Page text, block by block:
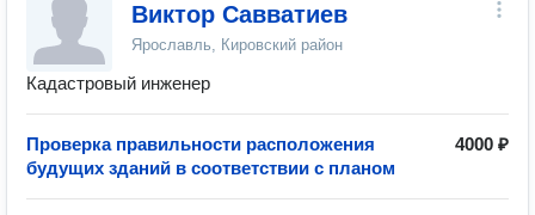
Виктор Савватиев
Ярославль, Кировский район
Кадастровый инженер
Проверка правильности расположения
будущих зданий в соответствии с планом
4000 ₽